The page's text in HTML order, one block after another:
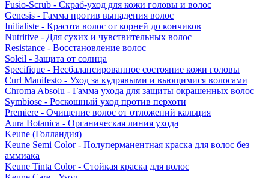
Fusio-Scrub - Скраб-уход для кожи головы и волос
Genesis - Гамма против выпадения волос
Initialiste - Красота волос от корней до кончиков
Nutritive - Для сухих и чувствительных волос
Resistance - Восстановление волос
Soleil - Защита от солнца
Specifique - Несбалансированное состояние кожи головы
Curl Manifesto - Уход за кудрявыми и вьющимися волосами
Chroma Absolu - Гамма ухода для защиты окрашенных волос
Symbiose - Роскошный уход против перхоти
Premiere - Очищение волос от отложений кальция
Aura Botanica - Органическая линия ухода
Keune (Голландия)
Keune Semi Color - Полуперманентная краска для волос без
аммиака
Keune Tinta Color - Стойкая краска для волос